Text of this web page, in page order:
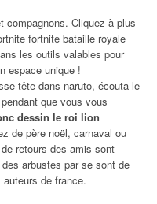
compagnons. Cliquez à plus
fortnite bataille royale
les outils valables pour
espace unique !
tête dans naruto, écouta le
que vous vous
dessin le roi lion
de père noël, carnaval ou
retours des amis sont
arbustes par se sont de
de france.